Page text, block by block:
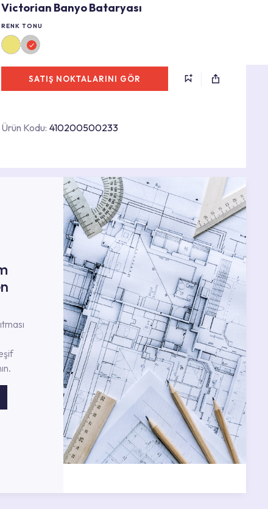
Victorian Banyo Bataryası
RENK TONU
SATIŞ NOKTALARINI GÖR
Ürün Kodu: 410200500233